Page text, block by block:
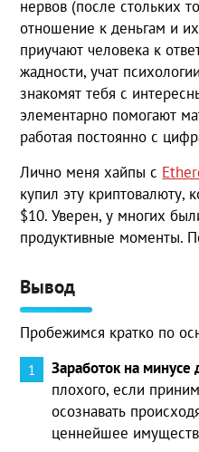
нервов (после стольких
отношение к деньгам и
приучают человека к
жадности, учат
знакомят тебя с
элементарно помогают
работая постоянно с
Лично меня хайпы с
купил эту криптовалюту,
$10. Уверен, у многих
продуктивные моменты.
Вывод
Пробежимся кратко по
Заработок на минусе
плохого, если
осознавать
ценнейшее